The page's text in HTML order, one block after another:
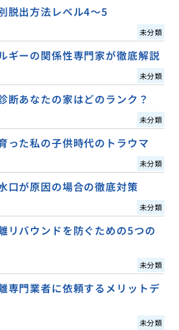
脱出方法レベル4〜5
未分類
ギーの関係性専門家が徹底解説
未分類
断あなたの家はどのランク？
未分類
った私の子供時代のトラウマ
未分類
口が原因の場合の徹底対策
未分類
リバウンドを防ぐための5つの
未分類
専門業者に依頼するメリットデ
未分類